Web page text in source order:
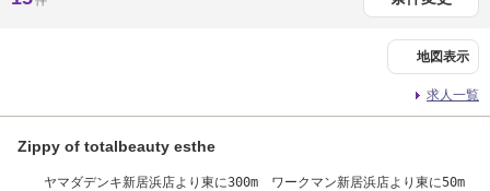
地図表示
求人一覧
Zippy of totalbeauty esthe
ヤマダデンキ新居浜店より東に300m ワークマン新居浜店より東に50m